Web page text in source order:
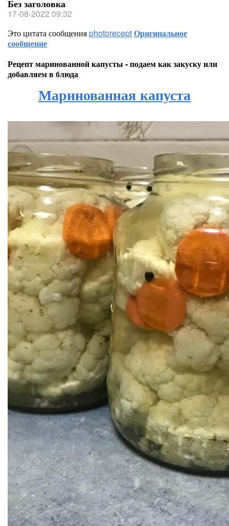
Без заголовка
17-08-2022 09:32
Это цитата сообщенияphotoreceptОригинальное
сообщение
Рецепт маринованной капусты - подаем как закуску или
добавляем в блюда
Маринованная капуста